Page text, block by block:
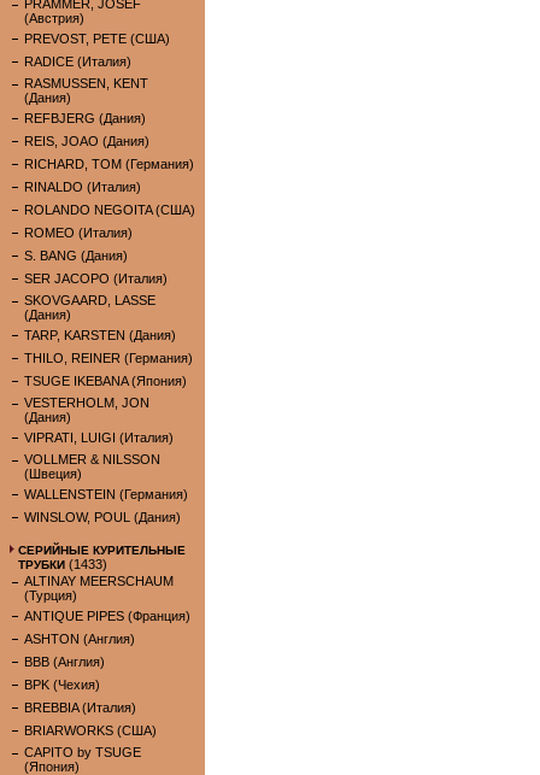
PRAMMER, JOSEF
(Австрия)
PREVOST, PETE (США)
RADICE (Италия)
RASMUSSEN, KENT
(Дания)
REFBJERG (Дания)
REIS, JOAO (Дания)
RICHARD, TOM (Германия)
RINALDO (Италия)
ROLANDO NEGOITA (США)
ROMEO (Италия)
S. BANG (Дания)
SER JACOPO (Италия)
SKOVGAARD, LASSE
(Дания)
TARP, KARSTEN (Дания)
THILO, REINER (Германия)
TSUGE IKEBANA (Япония)
VESTERHOLM, JON
(Дания)
VIPRATI, LUIGI (Италия)
VOLLMER & NILSSON
(Швеция)
WALLENSTEIN (Германия)
WINSLOW, POUL (Дания)
СЕРИЙНЫЕ КУРИТЕЛЬНЫЕ
ТРУБКИ (1433)
ALTINAY MEERSCHAUM
(Турция)
ANTIQUE PIPES (Франция)
ASHTON (Англия)
BBB (Англия)
BPK (Чехия)
BREBBIA (Италия)
BRIARWORKS (США)
CAPITO by TSUGE
(Япония)